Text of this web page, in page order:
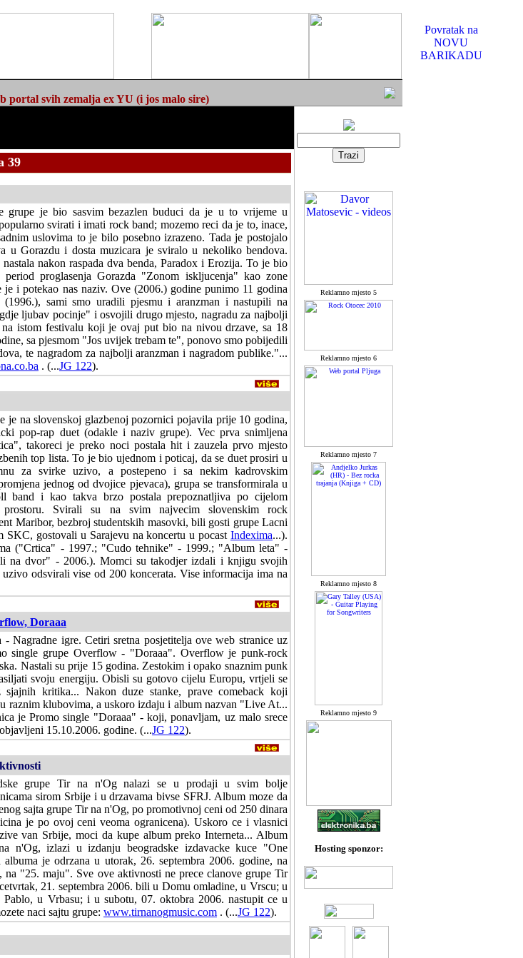
Povratak na
NOVU
BARIKADU
portal svih zemalja ex YU (i jos malo sire)
39
grupe je bio sasvim bezazlen buduci da je u to vrijeme u
svirati i imati rock band; mozemo reci da je to, inace,
uslovima to je bilo posebno izrazeno. Tada je postojalo
u Gorazdu i dosta muzicara je sviralo u nekoliko bendova.
nakon raspada dva benda, Paradox i Erozija. To je bio
proglasenja Gorazda "Zonom iskljucenja" kao zone
je i potekao nas naziv. Ove (2006.) godine punimo 11 godina
(1996.), sami smo uradili pjesmu i aranzman i nastupili na
ljubav pocinje" i osvojili drugo mjesto, nagradu za najbolji
istom festivalu koji je ovaj put bio na nivou drzave, sa 18
sa pjesmom "Jos uvijek trebam te", ponovo smo pobijedili
te nagradom za najbolji aranzman i nagradom publike."...
. (...JG 122).
je na slovenskoj glazbenoj pozornici pojavila prije 10 godina,
pop-rap duet (odakle i naziv grupe). Vec prva snimljena
takoreci je preko noci postala hit i zauzela prvo mjesto
top lista. To je bio ujednom i poticaj, da se duet prosiri u
za svirke uzivo, a postepeno i sa nekim kadrovskim
jednog od dvojice pjevaca), grupa se transformirala u
band i kao takva brzo postala prepoznatljiva po cijelom
prostoru. Svirali su na svim najvecim slovenskim rock
Maribor, bezbroj studentskih masovki, bili gosti grupe Lacni
gostovali u Sarajevu na koncertu u pocast Indexima...).
("Crtica" - 1997.; "Cudo tehnike" - 1999.; "Album leta" -
na dvor" - 2006.). Momci su takodjer izdali i knjigu svojih
odsvirali vise od 200 koncerata. Vise informacija ima na
Doraaa
Nagradne igre. Cetiri sretna posjetitelja ove web stranice uz
single grupe Overflow - "Doraaa". Overflow je punk-rock
Nastali su prije 15 godina. Zestokim i opako snaznim punk
svoju energiju. Obisli su gotovo cijelu Europu, vrtjeli se
kritika... Nakon duze stanke, prave comeback koji
raznim klubovima, a uskoro izdaju i album nazvan "Live At...
je Promo single "Doraaa" - koji, ponavljam, uz malo srece
15.10.2006. godine. (...JG 122).
grupe Tir na n'Og nalazi se u prodaji u svim bolje
sirom Srbije i u drzavama bivse SFRJ. Album moze da
sajta grupe Tir na n'Og, po promotivnoj ceni od 250 dinara
je po ovoj ceni veoma ogranicena). Uskoro ce i vlasnici
van Srbije, moci da kupe album preko Interneta... Album
n'Og, izlazi u izdanju beogradske izdavacke kuce "One
albuma je odrzana u utorak, 26. septembra 2006. godine, na
na "25. maju". Sve ove aktivnosti ne prece clanove grupe Tir
21. septembra 2006. bili u Domu omladine, u Vrscu; u
u Vrbasu; i u subotu, 07. oktobra 2006. nastupit ce u
naci sajtu grupe: www.tirnanogmusic.com . (...JG 122).
Reklamno mjesto 5
Reklamno mjesto 6
Reklamno mjesto 7
Reklamno mjesto 8
Reklamno mjesto 9
Hosting sponzor: